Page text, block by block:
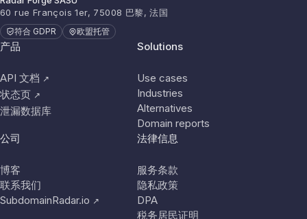
60 rue François 1er, 75008 巴黎, 法国
符合 GDPR 欧盟托管
产品
API 文档 ↗
状态页 ↗
泄漏数据库
Solutions
Use cases
Industries
Alternatives
Domain reports
公司
博客
联系我们
SubdomainRadar.io ↗
法律信息
服务条款
隐私政策
DPA
税务居民证明